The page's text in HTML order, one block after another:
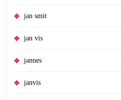
jan smit
jan vis
jannes
janvis